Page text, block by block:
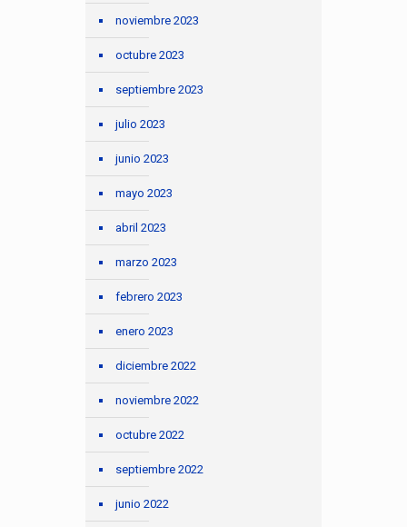
noviembre 2023
octubre 2023
septiembre 2023
julio 2023
junio 2023
mayo 2023
abril 2023
marzo 2023
febrero 2023
enero 2023
diciembre 2022
noviembre 2022
octubre 2022
septiembre 2022
junio 2022